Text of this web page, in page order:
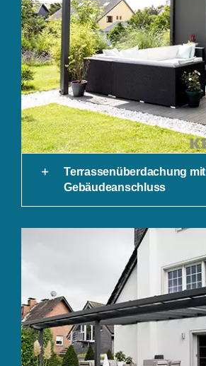
Terrassenüberdachung mit
Gebäudeanschluss